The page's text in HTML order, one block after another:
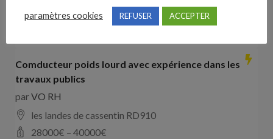
parHays France
Comducteur poids lourd avec expérience dans les
travaux publics
parVO RH
les landes de cassentin RD910
28000€ – 40000€
paramètres cookies REFUSER ACCEPTER